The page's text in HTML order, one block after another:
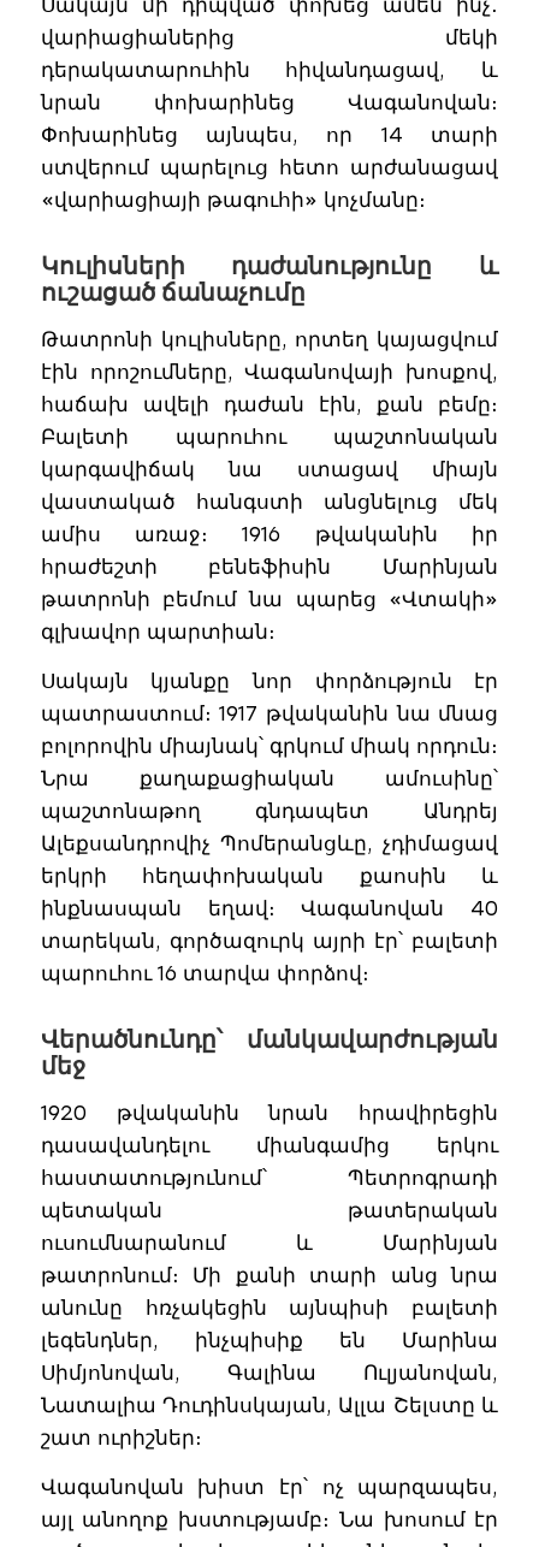
Սակայն մի դիպված փոխեց ամեն ինչ․
վարիացիաներից մեկի
դերակատարուհին հիվանդացավ, և
նրան փոխարինեց Վագանովան։
Փոխարինեց այնպես, որ 14 տարի
ստվերում պարելուց հետո արժանացավ
«վարիացիայի թագուհի» կոչմանը։
Կուլիսների դաժանությունը և
ուշացած ճանաչումը
Թատրոնի կուլիսները, որտեղ կայացվում
էին որոշումները, Վագանովայի խոսքով,
հաճախ ավելի դաժան էին, քան բեմը։
Բալետի պարուհու պաշտոնական
կարգավիճակ նա ստացավ միայն
վաստակած հանգստի անցնելուց մեկ
ամիս առաջ։ 1916 թվականին իր
հրաժեշտի բենեֆիսին Մարինյան
թատրոնի բեմում նա պարեց «Վտակի»
գլխավոր պարտիան։
Սակայն կյանքը նոր փորձություն էր
պատրաստում։ 1917 թվականին նա մնաց
բոլորովին միայնակ՝ գրկում միակ որդուն։
Նրա քաղաքացիական ամուսինը՝
պաշտոնաթող գնդապետ Անդրեյ
Ալեքսանդրովիչ Պոմերանցևը, չդիմացավ
երկրի հեղափոխական քաոսին և
ինքնասպան եղավ։ Վագանովան 40
տարեկան, գործազուրկ այրի էր՝ բալետի
պարուհու 16 տարվա փորձով։
Վերածնունդը՝ մանկավարժության
մեջ
1920 թվականին նրան հրավիրեցին
դասավանդելու միանգամից երկու
հաստատությունում՝ Պետրոգրադի
պետական թատերական
ուսումնարանում և Մարինյան
թատրոնում։ Մի քանի տարի անց նրա
անունը հռչակեցին այնպիսի բալետի
լեգենդներ, ինչպիսիք են Մարինա
Սիմյոնովան, Գալինա Ուլյանովան,
Նատալիա Դուդինսկայան, Ալլա Շելստը և
շատ ուրիշներ։
Վագանովան խիստ էր՝ ոչ պարզապես,
այլ անողոք խստությամբ։ Նա խոսում էր